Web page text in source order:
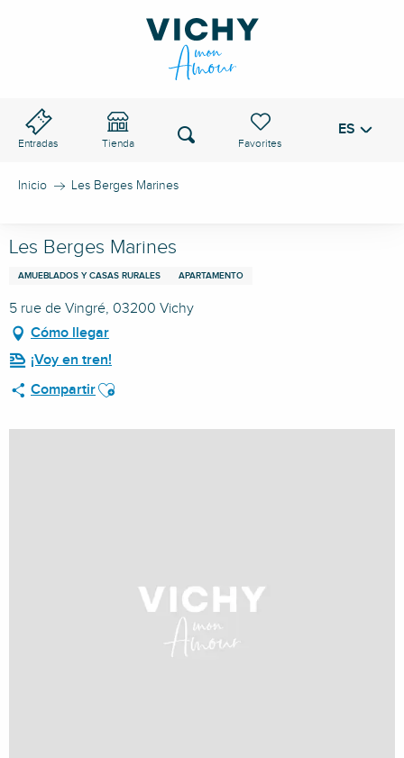
Entradas Tienda
Voir les favoris
Buscar ES
Inicio Les Berges Marines
Les Berges Marines
AMUEBLADOS Y CASAS RURALES APARTAMENTO
5 rue de Vingré, 03200 Vichy
Cómo llegar
¡Voy en tren!
CompartirAjouter aux favoris